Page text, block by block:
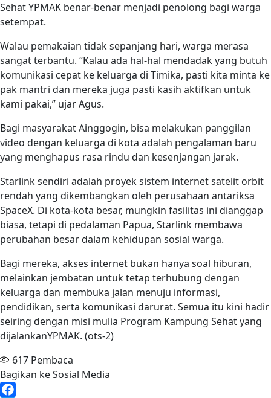
Sehat YPMAK benar-benar menjadi penolong bagi warga
setempat.
Walau pemakaian tidak sepanjang hari, warga merasa
sangat terbantu. “Kalau ada hal-hal mendadak yang butuh
komunikasi cepat ke keluarga di Timika, pasti kita minta ke
pak mantri dan mereka juga pasti kasih aktifkan untuk
kami pakai,” ujar Agus.
Bagi masyarakat Ainggogin, bisa melakukan panggilan
video dengan keluarga di kota adalah pengalaman baru
yang menghapus rasa rindu dan kesenjangan jarak.
Starlink sendiri adalah proyek sistem internet satelit orbit
rendah yang dikembangkan oleh perusahaan antariksa
SpaceX. Di kota-kota besar, mungkin fasilitas ini dianggap
biasa, tetapi di pedalaman Papua, Starlink membawa
perubahan besar dalam kehidupan sosial warga.
Bagi mereka, akses internet bukan hanya soal hiburan,
melainkan jembatan untuk tetap terhubung dengan
keluarga dan membuka jalan menuju informasi,
pendidikan, serta komunikasi darurat. Semua itu kini hadir
seiring dengan misi mulia Program Kampung Sehat yang
dijalankanYPMAK. (ots-2)
617 Pembaca
Bagikan ke Sosial Media